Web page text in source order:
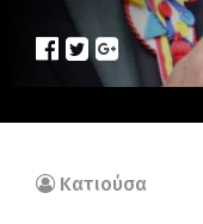
Κατιούσα